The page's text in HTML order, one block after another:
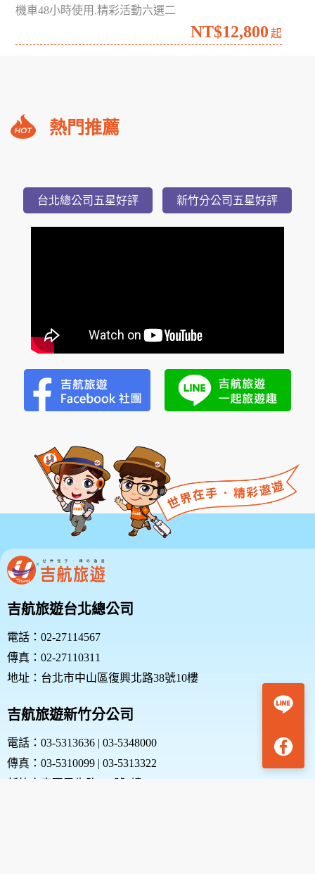
機車48小時使用.精彩活動六選二
NT$12,800 起
熱門推薦
喜
來
登
美
湯
2
台北總公司五星好評 新竹分公司五星好評
吉航旅遊台北總公司
電話：02-27114567
傳真：02-27110311
地址：台北市中山區復興北路38號10樓
吉航旅遊新竹分公司
電話：03-5313636 | 03-5348000
傳真：03-5310099 | 03-5313322